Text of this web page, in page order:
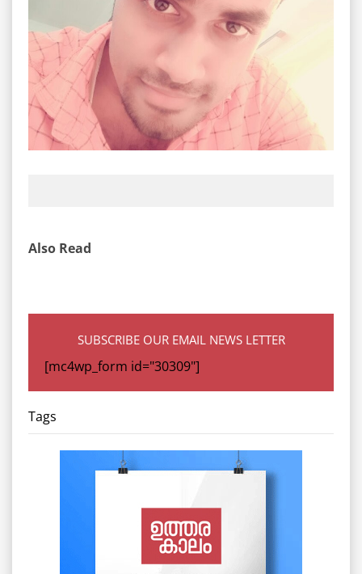
Also Read
SUBSCRIBE OUR EMAIL NEWS LETTER
[mc4wp_form id="30309"]
Tags